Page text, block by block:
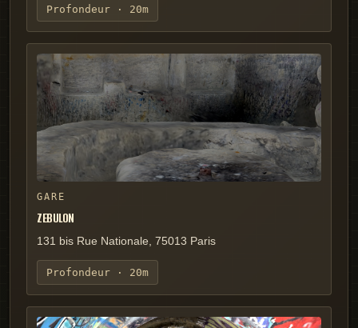
Profondeur · 20m
GARE
ZEBULON
131 bis Rue Nationale, 75013 Paris
Profondeur · 20m